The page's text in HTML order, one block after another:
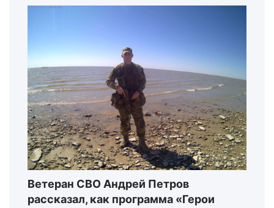
Ветеран СВО Андрей Петров
рассказал, как программа «Герои